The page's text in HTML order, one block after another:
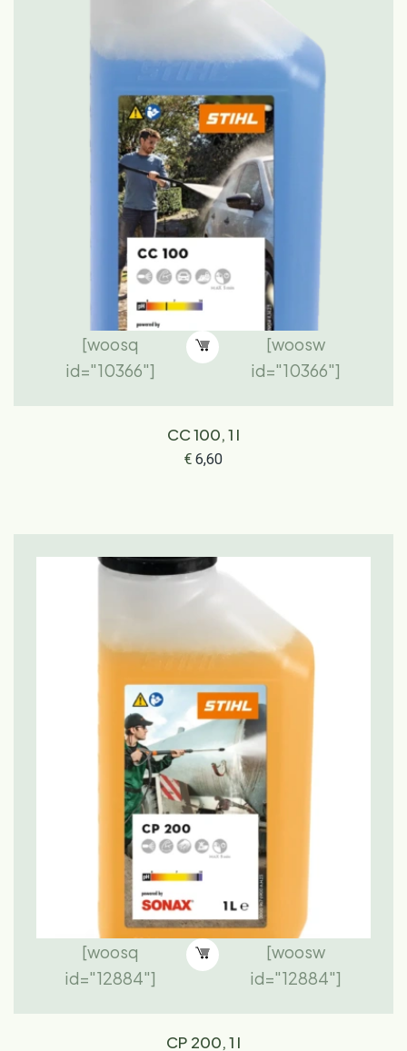
[woosq
id="10366"]
[woosw
id="10366"]
CC 100, 1 l
€6,60
[woosq
id="12884"]
[woosw
id="12884"]
CP 200, 1 l